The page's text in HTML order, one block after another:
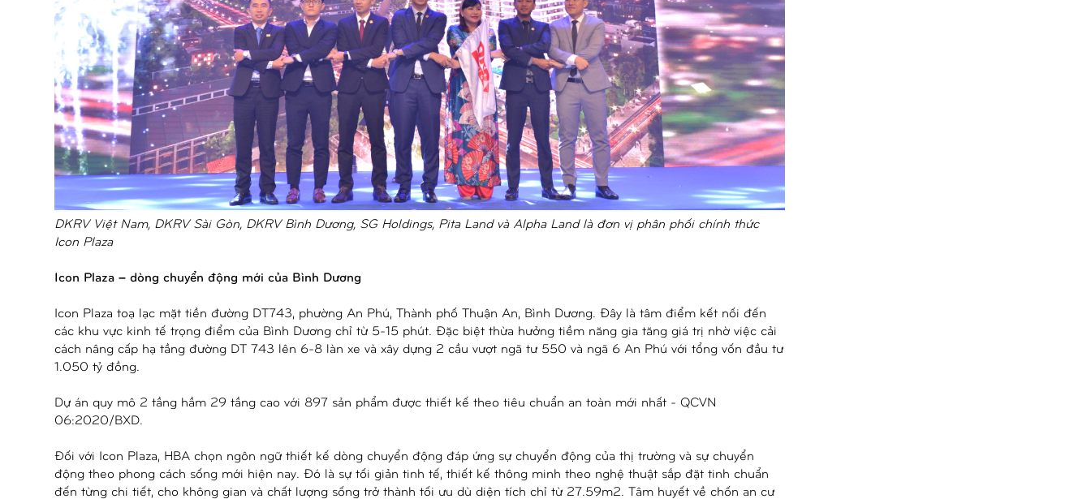
DKRV Việt Nam, DKRV Sài Gòn, DKRV Bình Dương, SG Holdings, Pita Land và Alpha Land là đơn vị phân phối chính thức
Icon Plaza
Icon Plaza – dòng chuyển động mới của Bình Dương
Icon Plaza toạ lạc mặt tiền đường DT743, phường An Phú, Thành phố Thuận An, Bình Dương. Đây là tâm điểm kết nối đến
các khu vực kinh tế trọng điểm của Bình Dương chỉ từ 5-15 phút. Đặc biệt thừa hưởng tiềm năng gia tăng giá trị nhờ việc cải
cách nâng cấp hạ tầng đường DT 743 lên 6-8 làn xe và xây dựng 2 cầu vượt ngã tư 550 và ngã 6 An Phú với tổng vốn đầu tư
1.050 tỷ đồng.
Dự án quy mô 2 tầng hầm 29 tầng cao với 897 sản phẩm được thiết kế theo tiêu chuẩn an toàn mới nhất - QCVN
06:2020/BXD.
Đối với Icon Plaza, HBA chọn ngôn ngữ thiết kế dòng chuyển động đáp ứng sự chuyển động của thị trường và sự chuyển
động theo phong cách sống mới hiện nay. Đó là sự tối giản tinh tế, thiết kế thông minh theo nghệ thuật sắp đặt tinh chuẩn
đến từng chi tiết, cho không gian và chất lượng sống trở thành tối ưu dù diện tích chỉ từ 27.59m2. Tâm huyết về chốn an cư